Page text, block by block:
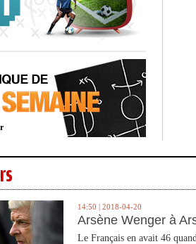
14:50 | 2018-04-20
Arsène Wenger à
Le Français en avait 46